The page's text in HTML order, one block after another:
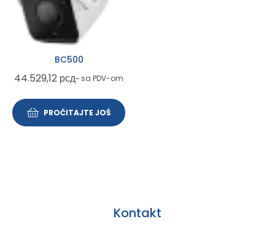
BC500
44.529,12 рсд~ sa PDV-om
PROČITAJTE JOŠ
Kontakt